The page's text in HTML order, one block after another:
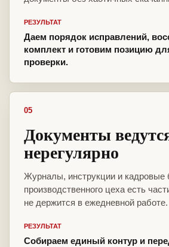
РЕЗУЛЬТАТ
Даем порядок исправлений,
комплект и готовим позицию
проверки.
05
Документы
нерегулярно
Журналы, инструкции и кадровые
производственного цеха есть
не держится в ежедневной работе.
РЕЗУЛЬТАТ
Собираем единый контур и